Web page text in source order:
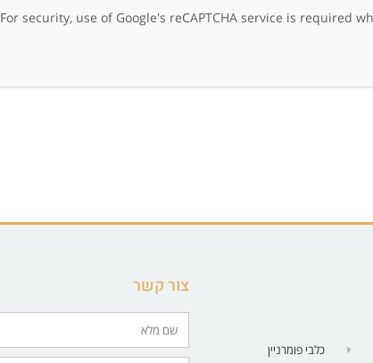
For security, use of Google's reCAPTCHA service is required
כלבי פומרניין
צור קשר